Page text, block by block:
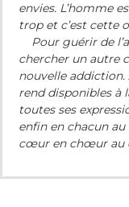
envies. L’homme
trop et c’est cette
Pour guérir de
chercher un autre
nouvelle addiction.
rend disponibles à
toutes ses
enfin en chacun
cœur en chœur au